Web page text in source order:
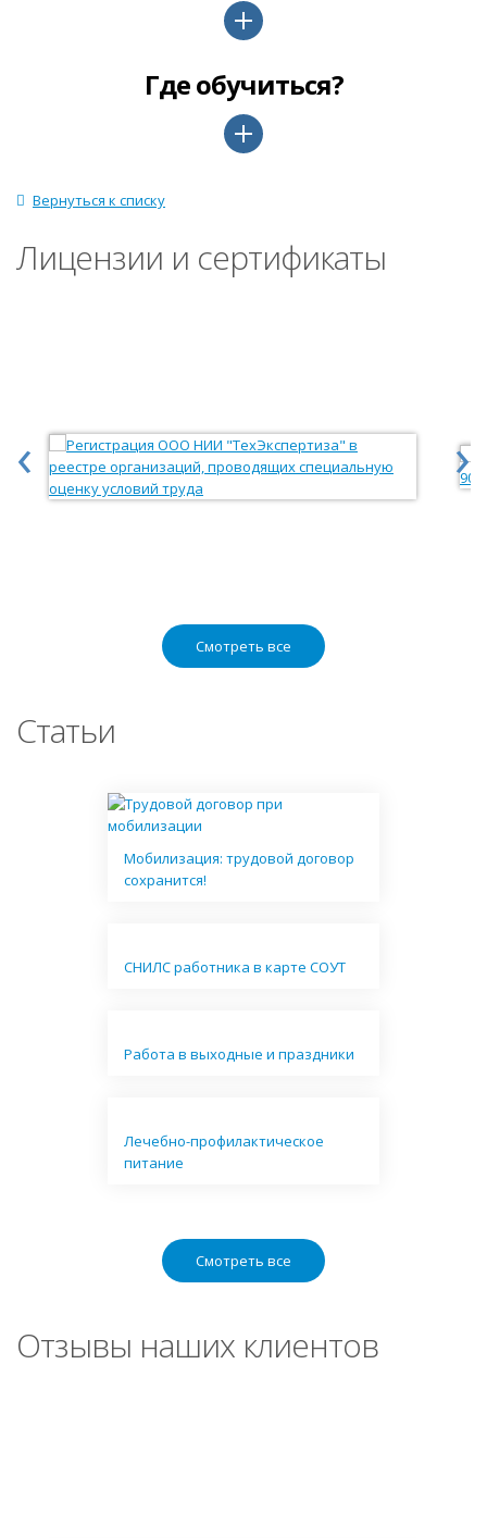
Где обучиться?
Вернуться к списку
Лицензии и сертификаты
‹ ›
Смотреть все
Статьи
Мобилизация: трудовой договор
сохранится!
СНИЛС работника в карте СОУТ
Работа в выходные и праздники
Лечебно-профилактическое
питание
Смотреть все
Отзывы наших клиентов